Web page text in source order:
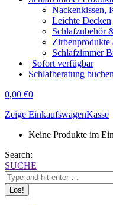
Nackenkissen,
Leichte Decken
Schlafzubehör
Zirbenprodukte
Schlafzimmer
Sofort verfügbar
Schlafberatung buchen
0,00 €0
Zeige EinkaufswagenKasse
Keine Produkte im
Search:
SUCHE